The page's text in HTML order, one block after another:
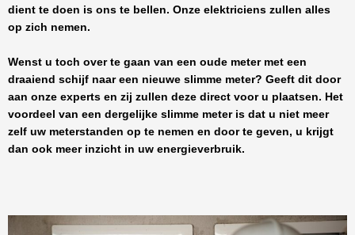
dient te doen is ons te bellen. Onze elektriciens zullen alles
op zich nemen.
Wenst u toch over te gaan van een oude meter met een
draaiend schijf naar een nieuwe slimme meter? Geeft dit door
aan onze experts en zij zullen deze direct voor u plaatsen. Het
voordeel van een dergelijke slimme meter is dat u niet meer
zelf uw meterstanden op te nemen en door te geven, u krijgt
dan ook meer inzicht in uw energieverbruik.